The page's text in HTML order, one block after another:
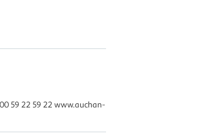
59 22 59 22 www.auchan-